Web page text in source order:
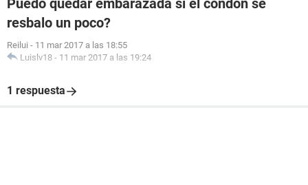
Puedo quedar embarazada si el condón se
resbalo un poco?
Reilui - 11 mar 2017 a las 18:55
Luislv18 - 11 mar 2017 a las 19:24
1 respuesta